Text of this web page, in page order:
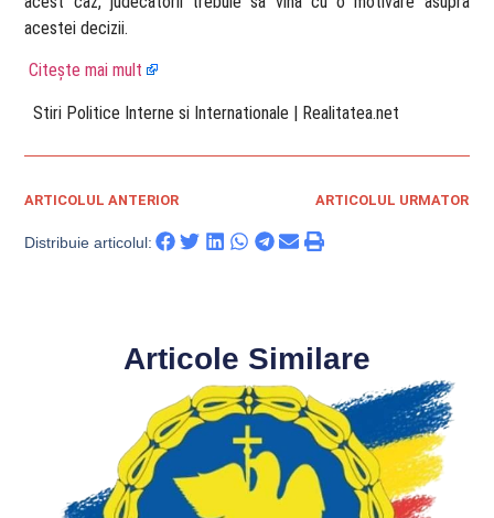
acestei decizii.
Citește mai mult
​ Stiri Politice Interne si Internationale | Realitatea.net
ARTICOLUL ANTERIOR ARTICOLUL URMATOR
Distribuie articolul:
Articole Similare